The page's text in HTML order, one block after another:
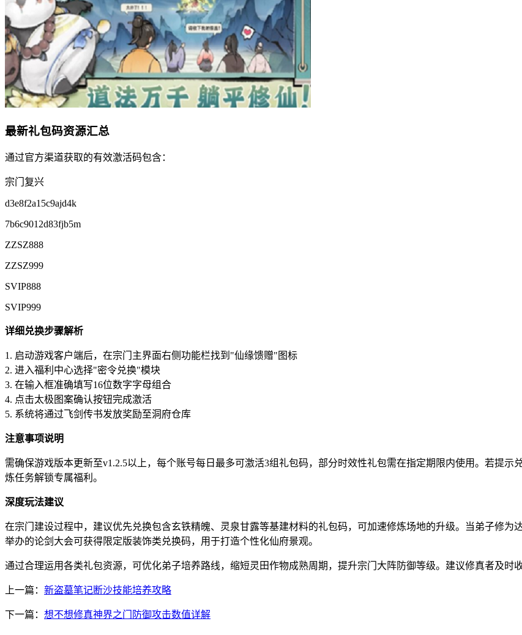
最新礼包码资源汇总
通过官方渠道获取的有效激活码包含：
宗门复兴
d3e8f2a15c9ajd4k
7b6c9012d83fjb5m
ZZSZ888
ZZSZ999
SVIP888
SVIP999
详细兑换步骤解析
1. 启动游戏客户端后，在宗门主界面右侧功能栏找到"仙缘馈赠"图标
2. 进入福利中心选择"密令兑换"模块
3. 在输入框准确填写16位数字字母组合
4. 点击太极图案确认按钮完成激活
5. 系统将通过飞剑传书发放奖励至洞府仓库
注意事项说明
需确保游戏版本更新至v1.2.5以上，每个账号每日最多可激活3组礼包码，部分时效性礼包需在指定期限内使用。若提
炼任务解锁专属福利。
深度玩法建议
在宗门建设过程中，建议优先兑换包含玄铁精魄、灵泉甘露等基建材料的礼包码，可加速修炼场地的升级。当弟子修
举办的论剑大会可获得限定版装饰类兑换码，用于打造个性化仙府景观。
通过合理运用各类礼包资源，可优化弟子培养路线，缩短灵田作物成熟周期，提升宗门大阵防御等级。建议修真者及时
上一篇： 新盗墓笔记断沙技能培养攻略
下一篇： 想不想修真神界之门防御攻击数值详解